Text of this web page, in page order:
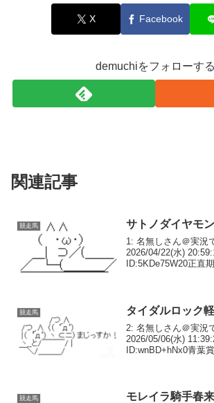
X Facebook
demuchiをフォローする
関連記事
競走馬 サトノダイヤモ
1: 名無しさん＠実況
2026/04/22(水)
ID:5KDe75W20正直
競走馬 タイダルロック
2: 名無しさん＠実況
2026/05/06(水)
ID:wnBD+hNx0青葉
競走馬 モレイラ騎手春